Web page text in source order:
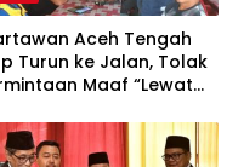
Aceh Tengah
Turun ke Jalan, Tolak
Maaf “Lewat